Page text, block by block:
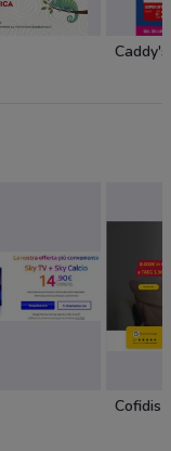
Caddy's
Cofidis